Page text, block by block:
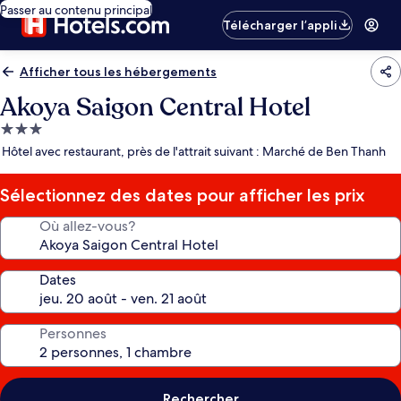
Passer au contenu principal
Télécharger l’appli
Afficher tous les hébergements
Akoya Saigon Central Hotel
Hébergement
3.0 étoiles
Hôtel avec restaurant, près de l'attrait suivant : Marché de Ben Thanh
Sélectionnez des dates pour afficher les prix
Où allez-vous?
Dates
Personnes